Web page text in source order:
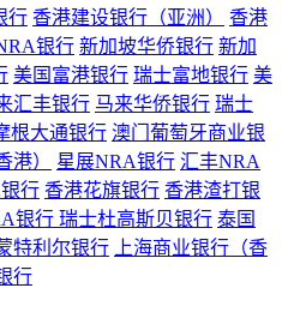
行 香港建设银行（亚洲）
香港
银行 新加坡华侨银行 新加
美国富港银行 瑞士富地银行 美
汇丰银行 马来华侨银行 瑞士
根大通银行 澳门葡萄牙商业银
港） 星展NRA银行 汇丰NRA
行 香港花旗银行 香港渣打银
银行 瑞士杜高斯贝银行 泰国
特利尔银行
上海商业银行（香
行